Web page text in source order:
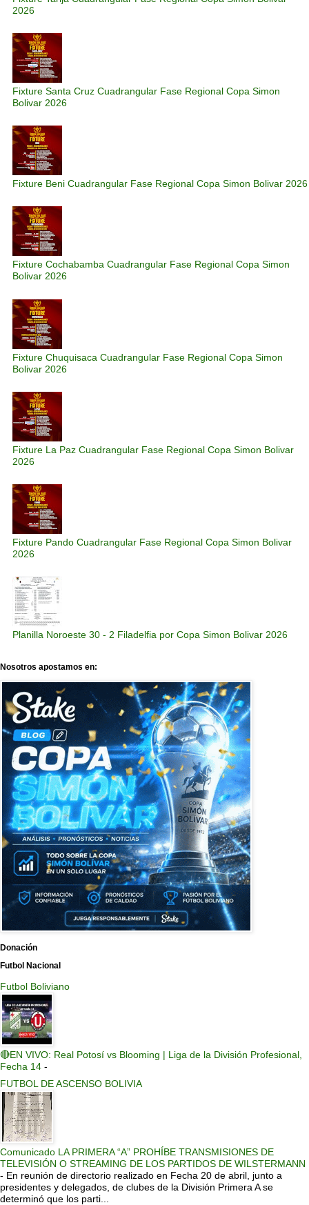
2026
Fixture Santa Cruz Cuadrangular Fase Regional Copa Simon
Bolivar 2026
Fixture Beni Cuadrangular Fase Regional Copa Simon Bolivar 2026
Fixture Cochabamba Cuadrangular Fase Regional Copa Simon
Bolivar 2026
Fixture Chuquisaca Cuadrangular Fase Regional Copa Simon
Bolivar 2026
Fixture La Paz Cuadrangular Fase Regional Copa Simon Bolivar
2026
Fixture Pando Cuadrangular Fase Regional Copa Simon Bolivar
2026
Planilla Noroeste 30 - 2 Filadelfia por Copa Simon Bolivar 2026
Nosotros apostamos en:
Donación
Futbol Nacional
Futbol Boliviano
🔴EN VIVO: Real Potosí vs Blooming | Liga de la División Profesional,
Fecha 14 -
FUTBOL DE ASCENSO BOLIVIA
Comunicado LA PRIMERA “A” PROHÍBE TRANSMISIONES DE
TELEVISIÓN O STREAMING DE LOS PARTIDOS DE WILSTERMANN
- En reunión de directorio realizado en Fecha 20 de abril, junto a
presidentes y delegados, de clubes de la División Primera A se
determinó que los parti...